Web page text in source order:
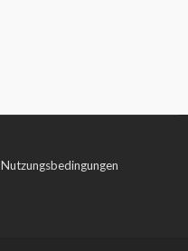
Nutzungsbedingungen